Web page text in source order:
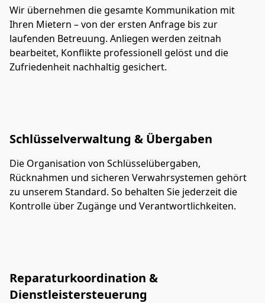
Wir übernehmen die gesamte Kommunikation mit
Ihren Mietern – von der ersten Anfrage bis zur
laufenden Betreuung. Anliegen werden zeitnah
bearbeitet, Konflikte professionell gelöst und die
Zufriedenheit nachhaltig gesichert.
Schlüsselverwaltung & Übergaben
Die Organisation von Schlüsselübergaben,
Rücknahmen und sicheren Verwahrsystemen gehört
zu unserem Standard. So behalten Sie jederzeit die
Kontrolle über Zugänge und Verantwortlichkeiten.
Reparaturkoordination &
Dienstleistersteuerung